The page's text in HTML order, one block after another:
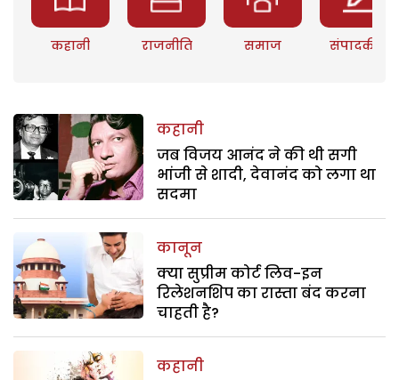
कहानी राजनीति समाज संपादकीय
कहानी
जब विजय आनंद ने की थी सगी
भांजी से शादी, देवानंद को लगा था
सदमा
कानून
क्या सुप्रीम कोर्ट लिव-इन
रिलेशनशिप का रास्ता बंद करना
चाहती है?
कहानी